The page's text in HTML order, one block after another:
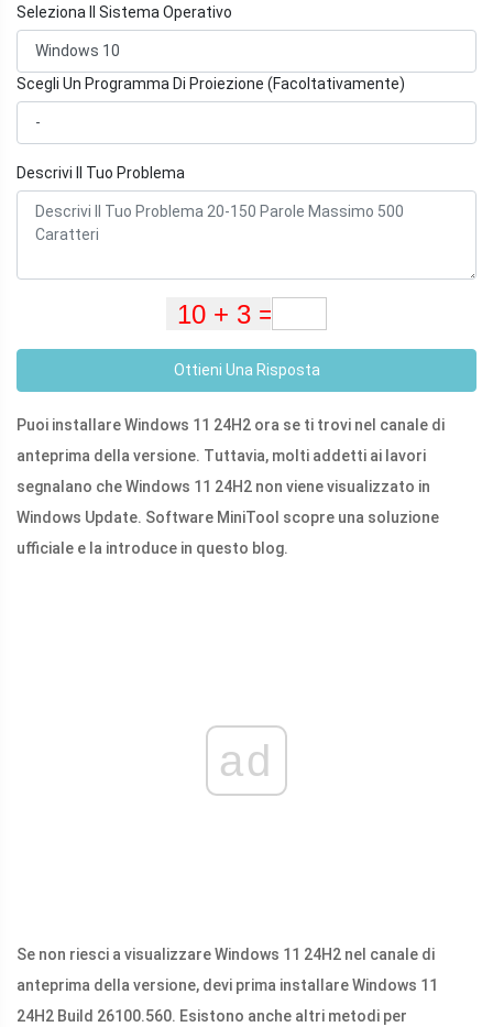
Seleziona Il Sistema Operativo
Scegli Un Programma Di Proiezione (Facoltativamente)
Descrivi Il Tuo Problema
Ottieni Una Risposta
Puoi installare Windows 11 24H2 ora se ti trovi nel canale di
anteprima della versione. Tuttavia, molti addetti ai lavori
segnalano che Windows 11 24H2 non viene visualizzato in
Windows Update. Software MiniTool scopre una soluzione
ufficiale e la introduce in questo blog.
ad
Se non riesci a visualizzare Windows 11 24H2 nel canale di
anteprima della versione, devi prima installare Windows 11
24H2 Build 26100.560. Esistono anche altri metodi per